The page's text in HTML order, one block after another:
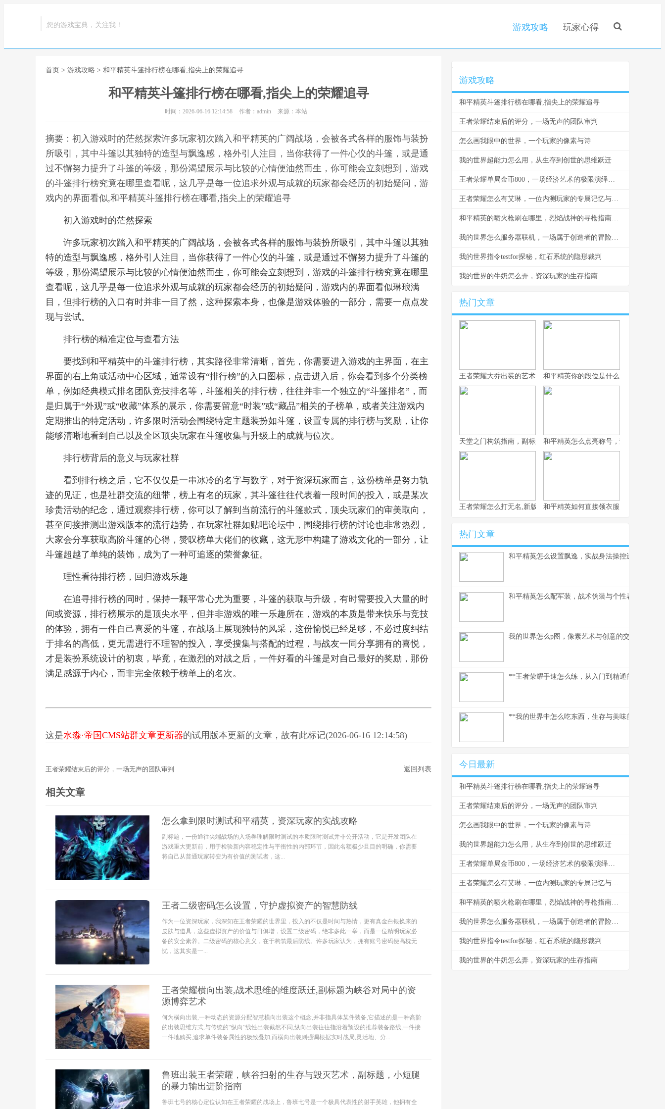
您的游戏宝典，关注我！ 游戏攻略 玩家心得
首页 > 游戏攻略 > 和平精英斗篷排行榜在哪看,指尖上的荣耀追寻
和平精英斗篷排行榜在哪看,指尖上的荣耀追寻
时间：2026-06-16 12:14:58 作者：admin 来源：本站
摘要：初入游戏时的茫然探索许多玩家初次踏入和平精英的广阔战场，会被各式各样的服饰与装扮
所吸引，其中斗篷以其独特的造型与飘逸感，格外引人注目，当你获得了一件心仪的斗篷，或是通
过不懈努力提升了斗篷的等级，那份渴望展示与比较的心情便油然而生，你可能会立刻想到，游戏
的斗篷排行榜究竟在哪里查看呢，这几乎是每一位追求外观与成就的玩家都会经历的初始疑问，游
戏内的界面看似,和平精英斗篷排行榜在哪看,指尖上的荣耀追寻
初入游戏时的茫然探索
许多玩家初次踏入和平精英的广阔战场，会被各式各样的服饰与装扮所吸引，其中斗篷以其独
特的造型与飘逸感，格外引人注目，当你获得了一件心仪的斗篷，或是通过不懈努力提升了斗篷的
等级，那份渴望展示与比较的心情便油然而生，你可能会立刻想到，游戏的斗篷排行榜究竟在哪里
查看呢，这几乎是每一位追求外观与成就的玩家都会经历的初始疑问，游戏内的界面看似琳琅满
目，但排行榜的入口有时并非一目了然，这种探索本身，也像是游戏体验的一部分，需要一点点发
现与尝试。
排行榜的精准定位与查看方法
要找到和平精英中的斗篷排行榜，其实路径非常清晰，首先，你需要进入游戏的主界面，在主
界面的右上角或活动中心区域，通常设有“排行榜”的入口图标，点击进入后，你会看到多个分类榜
单，例如经典模式排名团队竞技排名等，斗篷相关的排行榜，往往并非一个独立的“斗篷排名”，而
是归属于“外观”或“收藏”体系的展示，你需要留意“时装”或“藏品”相关的子榜单，或者关注游戏内
定期推出的特定活动，许多限时活动会围绕特定主题装扮如斗篷，设置专属的排行榜与奖励，让你
能够清晰地看到自己以及全区顶尖玩家在斗篷收集与升级上的成就与位次。
排行榜背后的意义与玩家社群
看到排行榜之后，它不仅仅是一串冰冷的名字与数字，对于资深玩家而言，这份榜单是努力轨
迹的见证，也是社群交流的纽带，榜上有名的玩家，其斗篷往往代表着一段时间的投入，或是某次
珍贵活动的纪念，通过观察排行榜，你可以了解到当前流行的斗篷款式，顶尖玩家们的审美取向，
甚至间接推测出游戏版本的流行趋势，在玩家社群如贴吧论坛中，围绕排行榜的讨论也非常热烈，
大家会分享获取高阶斗篷的心得，赞叹榜单大佬们的收藏，这无形中构建了游戏文化的一部分，让
斗篷超越了单纯的装饰，成为了一种可追逐的荣誉象征。
理性看待排行榜，回归游戏乐趣
在追寻排行榜的同时，保持一颗平常心尤为重要，斗篷的获取与升级，有时需要投入大量的时
间或资源，排行榜展示的是顶尖水平，但并非游戏的唯一乐趣所在，游戏的本质是带来快乐与竞技
的体验，拥有一件自己喜爱的斗篷，在战场上展现独特的风采，这份愉悦已经足够，不必过度纠结
于排名的高低，更无需进行不理智的投入，享受搜集与搭配的过程，与战友一同分享拥有的喜悦，
才是装扮系统设计的初衷，毕竟，在激烈的对战之后，一件好看的斗篷是对自己最好的奖励，那份
满足感源于内心，而非完全依赖于榜单上的名次。
这是水淼·帝国CMS站群文章更新器的试用版本更新的文章，故有此标记(2026-06-16 12:14:58)
王者荣耀结束后的评分，一场无声的团队审判 返回列表
相关文章
怎么拿到限时测试和平精英，资深玩家的实战攻略
副标题，一份通往尖端战场的入场券理解限时测试的本质限时测试并非公开活动，它是开发团队在
游戏重大更新前，用于检验新内容稳定性与平衡性的内部环节，因此名额极少且目的明确，你需要
将自己从普通玩家转变为有价值的测试者，这...
王者二级密码怎么设置，守护虚拟资产的智慧防线
作为一位资深玩家，我深知在王者荣耀的世界里，投入的不仅是时间与热情，更有真金白银换来的
皮肤与道具，这些虚拟资产的价值与日俱增，设置二级密码，绝非多此一举，而是一位精明玩家必
备的安全素养。二级密码的核心意义，在于构筑最后防线。许多玩家认为，拥有账号密码便高枕无
忧，这其实是一...
王者荣耀横向出装,战术思维的维度跃迁,副标题为峡谷对局中的资
源博弈艺术
何为横向出装,一种动态的资源分配智慧横向出装这个概念,并非指具体某件装备,它描述的是一种高阶
的出装思维方式,与传统的“纵向”线性出装截然不同,纵向出装往往指沿着预设的推荐装备路线,一件接
一件地购买,追求单件装备属性的极致叠加,而横向出装则强调根据实时战局,灵活地、分...
鲁班出装王者荣耀，峡谷扫射的生存与毁灭艺术，副标题，小短腿
的暴力输出进阶指南
鲁班七号的核心定位认知在王者荣耀的战场上，鲁班七号是一个极具代表性的射手英雄，他拥有全
.
游戏攻略
和平精英斗篷排行榜在哪看,指尖上的荣耀追寻
王者荣耀结束后的评分，一场无声的团队审判
怎么画我眼中的世界，一个玩家的像素与诗
我的世界超能力怎么用，从生存到创世的思维跃迁
王者荣耀单局金币800，一场经济艺术的极限演绎，副标题，峡谷财富哲学的无声博弈
王者荣耀怎么有艾琳，一位内测玩家的专属记忆与时代变迁
和平精英的喷火枪刷在哪里，烈焰战神的寻枪指南，副标题，资深玩家的实战点位解析
我的世界怎么服务器联机，一场属于创造者的冒险之旅
我的世界指令testfor探秘，红石系统的隐形裁判
我的世界的牛奶怎么弄，资深玩家的生存指南
热门文章
王者荣耀大乔出装的艺术，辅助之核的战术抉择
和平精英你的段位是什么：一段段位承
天堂之门构筑指南，副标题，通往云端的幻想之路
和平精英怎么点亮称号，荣誉徽章获取
王者荣耀怎么打无名,新版本野区霸主的应对策略
和平精英如何直接领衣服，玩家福利获
热门文章
和平精英怎么设置飘逸，实战身法操控进阶指南副
和平精英怎么配军装，战术伪装与个性表达的博弈
我的世界怎么p图，像素艺术与创意的交响
**王者荣耀手速怎么练，从入门到精通的指尖修
**我的世界中怎么吃东西，生存与美味的核心法
今日最新
和平精英斗篷排行榜在哪看,指尖上的荣耀追寻
王者荣耀结束后的评分，一场无声的团队审判
怎么画我眼中的世界，一个玩家的像素与诗
我的世界超能力怎么用，从生存到创世的思维跃迁
王者荣耀单局金币800，一场经济艺术的极限演绎，副标题，峡谷财富哲学的无声博弈
王者荣耀怎么有艾琳，一位内测玩家的专属记忆与时代变迁
和平精英的喷火枪刷在哪里，烈焰战神的寻枪指南，副标题，资深玩家的实战点位解析
我的世界怎么服务器联机，一场属于创造者的冒险之旅
我的世界指令testfor探秘，红石系统的隐形裁判
我的世界的牛奶怎么弄，资深玩家的生存指南